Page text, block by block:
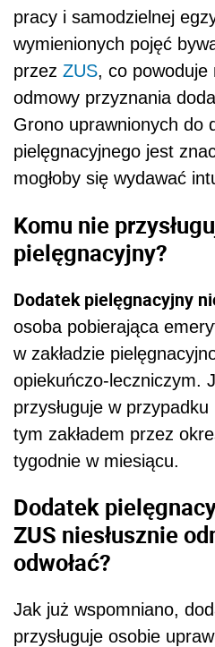
pracy i samodzielnej
wymienionych pojęć
przez ZUS, co powoduje
odmowy przyznania
Grono uprawnionych do
pielęgnacyjnego jest
mogłoby się wydawać
Komu nie
pielęgnacyjny?
Dodatek pielęgnacyjny
osoba pobierająca
w zakładzie
opiekuńczo-leczniczym.
przysługuje w
tym zakładem przez
tygodnie w miesiącu.
Dodatek
ZUS niesłusznie
odwołać?
Jak już wspomniano,
przysługuje osobie